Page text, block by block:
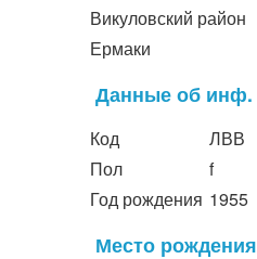
Викуловский район
Ермаки
Данные об инф.
Код
ЛВВ
Пол
f
Год рождения 1955
Место рождения